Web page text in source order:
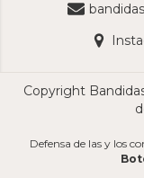
Copyright
Defensa de las y los